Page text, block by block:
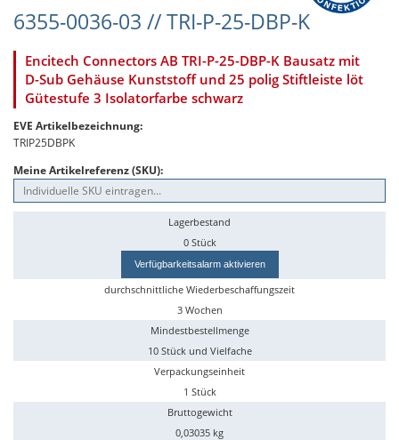
6355-0036-03 // TRI-P-25-DBP-K
Encitech Connectors AB TRI-P-25-DBP-K Bausatz mit
D-Sub Gehäuse Kunststoff und 25 polig Stiftleiste löt
Gütestufe 3 Isolatorfarbe schwarz
EVE Artikelbezeichnung:
TRIP25DBPK
Meine Artikelreferenz (SKU):
Lagerbestand
0 Stück
Verfügbarkeitsalarm aktivieren
durchschnittliche Wiederbeschaffungszeit
3 Wochen
Mindestbestellmenge
10 Stück und Vielfache
Verpackungseinheit
1 Stück
Bruttogewicht
0,03035 kg